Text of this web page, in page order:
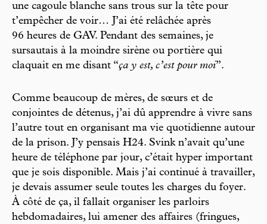
une cagoule blanche sans trous sur la tête pour
t’empêcher de voir… J’ai été relâchée après
96 heures de GAV. Pendant des semaines, je
sursautais à la moindre sirène ou portière qui
claquait en me disant “ça y est, c’est pour moi”.
Comme beaucoup de mères, de sœurs et de
conjointes de détenus, j’ai dû apprendre à vivre sans
l’autre tout en organisant ma vie quotidienne autour
de la prison. J’y pensais H24. Svink n’avait qu’une
heure de téléphone par jour, c’était hyper important
que je sois disponible. Mais j’ai continué à travailler,
je devais assumer seule toutes les charges du foyer.
À côté de ça, il fallait organiser les parloirs
hebdomadaires, lui amener des affaires (fringues,